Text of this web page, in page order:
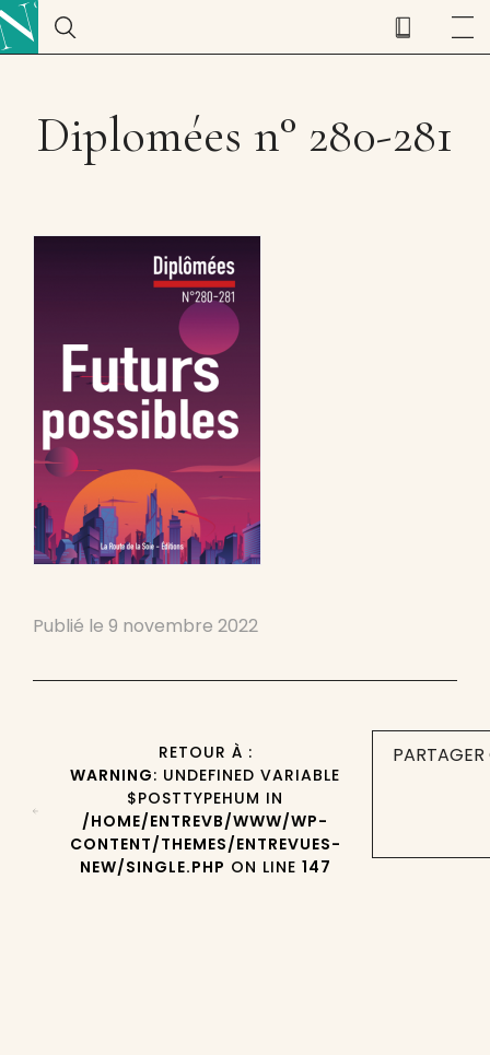
Diplomées n° 280-281
Publié le 9 novembre 2022
RETOUR À :
WARNING: UNDEFINED VARIABLE
$POSTTYPEHUM IN
/HOME/ENTREVB/WWW/WP-
CONTENT/THEMES/ENTREVUES-
NEW/SINGLE.PHP ON LINE 147